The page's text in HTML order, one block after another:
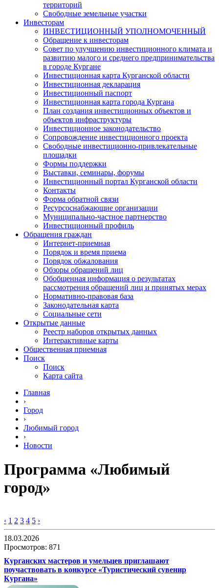
территорий
Свободные земельные участки
Инвесторам
ИНВЕСТИЦИОННЫЙ УПОЛНОМОЧЕННЫЙ
Обращение к инвесторам
Совет по улучшению инвестиционного климата и
развитию малого и среднего предпринимательства
в городе Кургане
Инвестиционная карта Курганской области
Инвестиционная декларация
Инвестиционный паспорт
Инвестиционная карта города Кургана
План создания инвестиционных объектов и
объектов инфраструктуры
Инвестиционное законодательство
Сопровождение инвестиционного проекта
Свободные инвестиционно-привлекательные
площадки
Формы поддержки
Выставки, семинары, форумы
Инвестиционный портал Курганской области
Контакты
Форма обратной связи
Ресурсоснабжающие организации
Муниципально-частное партнерство
Инвестиционный профиль
Обращения граждан
Интернет-приемная
Порядок и время приема
Порядок обжалования
Обзоры обращений лиц
Обобщенная информация о результатах
рассмотрения обращений лиц и принятых мерах
Нормативно-правовая база
Законодательная карта
Социальные сети
Открытые данные
Реестр наборов открытых данных
Интерактивные карты
Общественная приемная
Поиск
Поиск
Карта сайта
Главная
›
Город
›
Любимый город
›
Новости
Программа «Любимый
город»
‹ 1 2 3 4 5 ›
18.03.2026
Просмотров: 871
Курганских мастеров и умельцев приглашают
поучаствовать в конкурсе «Туристический сувенир
Кургана»